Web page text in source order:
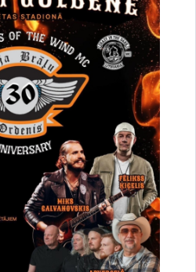
bija noderīga?